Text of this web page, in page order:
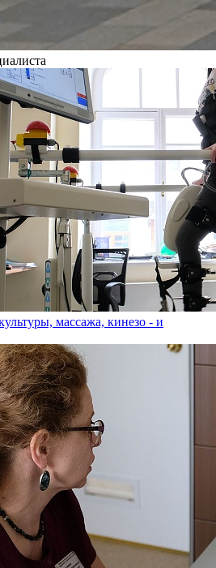
массажа, кинезо - и